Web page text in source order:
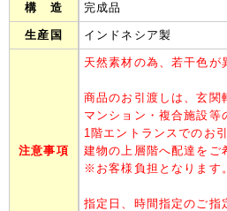
構 造 完成品
生産国 インドネシア製
注意事項
天然素材の為、若干色
商品のお引渡しは、玄関
マンション・複合施設
1階エントランスでのお
建物の上層階へ配達をご
※ お客様負担となります
指定日、時間指定のご指